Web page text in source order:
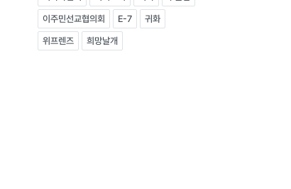
이주민선교협의회 E-7 귀화
위프렌즈 희망날개